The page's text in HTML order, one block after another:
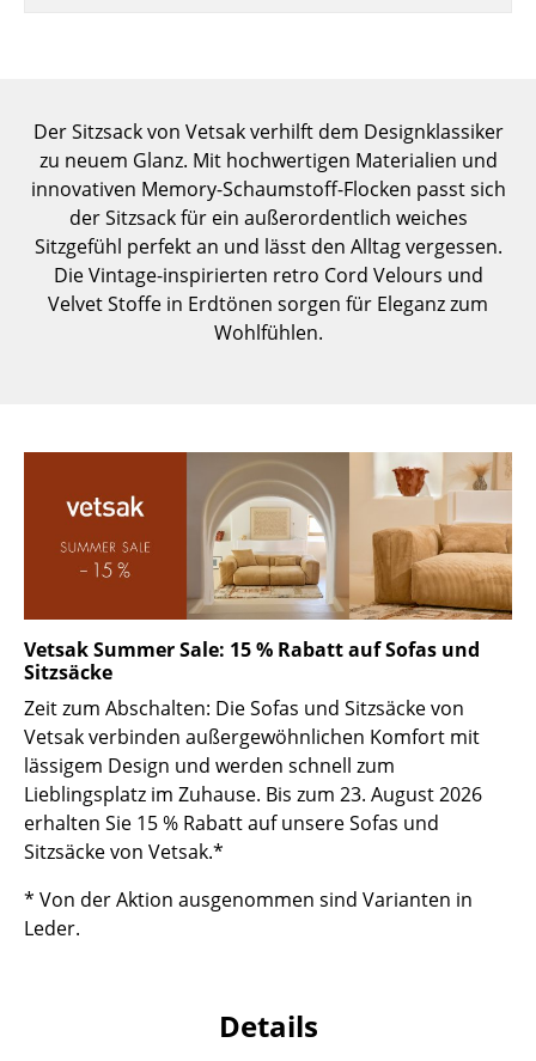
Aufbewahren
Regale & Schränke
Bücherregale
Wandregale
Sideboards & Kommoden
Barmöbel
Garderoben
Kleinaufbewahrung
... alle Aufbewahrungsmöbel
Licht
Hängeleuchten & Deckenleuchten
Tischleuchten
Schreibtischleuchten
Stehleuchten & Leseleuchten
Bodenleuchten
Der Sitzsack von Vetsak verhilft dem Designklassiker
zu neuem Glanz. Mit hochwertigen Materialien und
innovativen Memory-Schaumstoff-Flocken passt sich
der Sitzsack für ein außerordentlich weiches
Sitzgefühl perfekt an und lässt den Alltag vergessen.
Die Vintage-inspirierten retro Cord Velours und
Velvet Stoffe in Erdtönen sorgen für Eleganz zum
Wohlfühlen.
Vetsak Summer Sale: 15 % Rabatt auf Sofas und
Sitzsäcke
Zeit zum Abschalten: Die Sofas und Sitzsäcke von
Vetsak verbinden außergewöhnlichen Komfort mit
lässigem Design und werden schnell zum
Lieblingsplatz im Zuhause. Bis zum 23. August 2026
erhalten Sie 15 % Rabatt auf unsere Sofas und
Sitzsäcke von Vetsak.*
* Von der Aktion ausgenommen sind Varianten in
Leder.
Details